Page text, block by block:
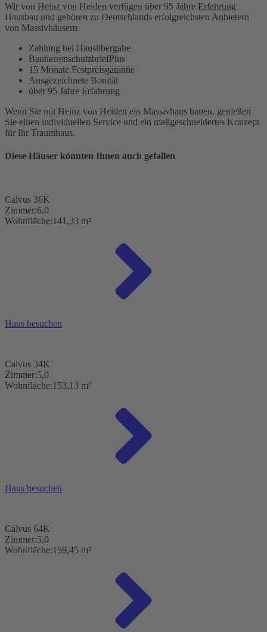
Wir von Heinz von Heiden verfügen über 95 Jahre Erfahrung
Hausbau und gehören zu Deutschlands erfolgreichsten Anbietern
von Massivhäusern
Zahlung bei Hausübergabe
BauherrenschutzbriefPlus
15 Monate Festpreisgarantie
Ausgezeichnete Bonität
über 95 Jahre Erfahrung
Wenn Sie mit Heinz von Heiden ein Massivhaus bauen, genießen
Sie einen individuellen Service und ein maßgeschneidertes Konzept
für Ihr Traumhaus.
Diese Häuser könnten Ihnen auch gefallen
Calvus 36K
Zimmer:6,0
Wohnfläche:141,33 m²
Haus besuchen
Calvus 34K
Zimmer:5,0
Wohnfläche:153,13 m²
Haus besuchen
Calvus 64K
Zimmer:5,0
Wohnfläche:159,45 m²